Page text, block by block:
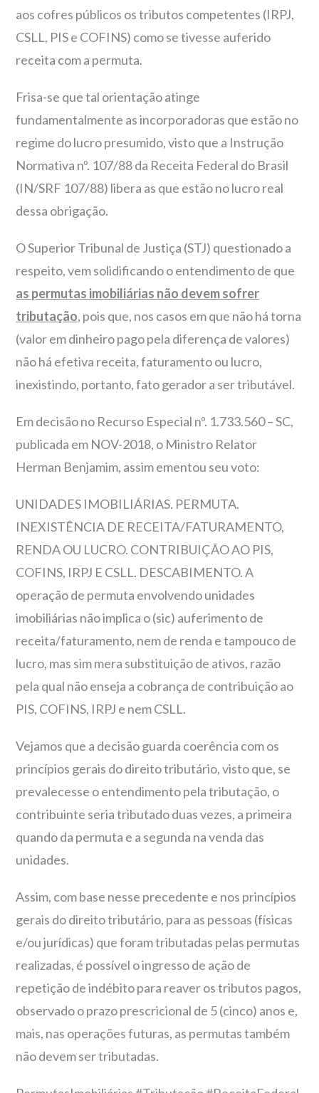
aos cofres públicos os tributos competentes (IRPJ,
CSLL, PIS e COFINS) como se tivesse auferido
receita com a permuta.
Frisa-se que tal orientação atinge
fundamentalmente as incorporadoras que estão no
regime do lucro presumido, visto que a Instrução
Normativa nº. 107/88 da Receita Federal do Brasil
(IN/SRF 107/88) libera as que estão no lucro real
dessa obrigação.
O Superior Tribunal de Justiça (STJ) questionado a
respeito, vem solidificando o entendimento de que
as permutas imobiliárias não devem sofrer
tributação, pois que, nos casos em que não há torna
(valor em dinheiro pago pela diferença de valores)
não há efetiva receita, faturamento ou lucro,
inexistindo, portanto, fato gerador a ser tributável.
Em decisão no Recurso Especial nº. 1.733.560 – SC,
publicada em NOV-2018, o Ministro Relator
Herman Benjamim, assim ementou seu voto:
UNIDADES IMOBILIÁRIAS. PERMUTA.
INEXISTÊNCIA DE RECEITA/FATURAMENTO,
RENDA OU LUCRO. CONTRIBUIÇÃO AO PIS,
COFINS, IRPJ E CSLL. DESCABIMENTO. A
operação de permuta envolvendo unidades
imobiliárias não implica o (sic) auferimento de
receita/faturamento, nem de renda e tampouco de
lucro, mas sim mera substituição de ativos, razão
pela qual não enseja a cobrança de contribuição ao
PIS, COFINS, IRPJ e nem CSLL.
Vejamos que a decisão guarda coerência com os
princípios gerais do direito tributário, visto que, se
prevalecesse o entendimento pela tributação, o
contribuinte seria tributado duas vezes, a primeira
quando da permuta e a segunda na venda das
unidades.
Assim, com base nesse precedente e nos princípios
gerais do direito tributário, para as pessoas (físicas
e/ou jurídicas) que foram tributadas pelas permutas
realizadas, é possível o ingresso de ação de
repetição de indébito para reaver os tributos pagos,
observado o prazo prescricional de 5 (cinco) anos e,
mais, nas operações futuras, as permutas também
não devem ser tributadas.